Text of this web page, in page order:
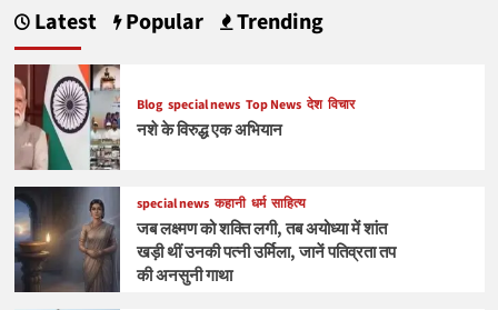
Latest Popular Trending
Blog special news Top News देश विचार
नशे के विरुद्ध एक अभियान
special news कहानी धर्म साहित्य
जब लक्ष्मण को शक्ति लगी, तब अयोध्या में शांत
खड़ी थीं उनकी पत्नी उर्मिला, जानें पतिव्रता तप
की अनसुनी गाथा